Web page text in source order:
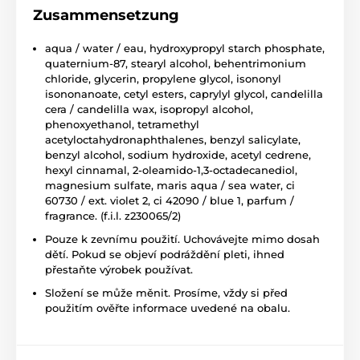
Zusammensetzung
aqua / water / eau, hydroxypropyl starch phosphate,
quaternium-87, stearyl alcohol, behentrimonium
chloride, glycerin, propylene glycol, isononyl
isononanoate, cetyl esters, caprylyl glycol, candelilla
cera / candelilla wax, isopropyl alcohol,
phenoxyethanol, tetramethyl
acetyloctahydronaphthalenes, benzyl salicylate,
benzyl alcohol, sodium hydroxide, acetyl cedrene,
hexyl cinnamal, 2-oleamido-1,3-octadecanediol,
magnesium sulfate, maris aqua / sea water, ci
60730 / ext. violet 2, ci 42090 / blue 1, parfum /
fragrance. (f.i.l. z230065/2)
Pouze k zevnímu použití. Uchovávejte mimo dosah
dětí. Pokud se objeví podráždění pleti, ihned
přestaňte výrobek používat.
Složení se může měnit. Prosíme, vždy si před
použitím ověřte informace uvedené na obalu.